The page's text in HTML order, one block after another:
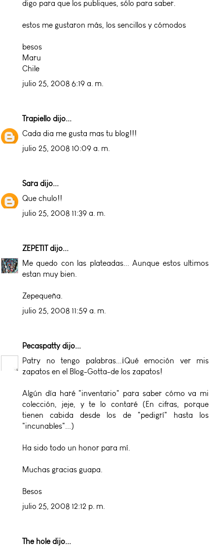
digo para que los publiques, sólo para saber.
estos me gustaron más, los sencillos y cómodos
besos
Maru
Chile
julio 25, 2008 6:19 a. m.
Trapiello dijo...
Cada dia me gusta mas tu blog!!!
julio 25, 2008 10:09 a. m.
Sara dijo...
Que chulo!!
julio 25, 2008 11:39 a. m.
ZEPETITdijo...
Me quedo con las plateadas... Aunque estos ultimos
estan muy bien.
Zepequeña.
julio 25, 2008 11:59 a. m.
Pecaspattydijo...
Patry no tengo palabras...¡Qué emoción ver mis
zapatos en el Blog-Gotta-de los zapatos!
Algún día haré "inventario" para saber cómo va mi
colección, jeje, y te lo contaré (En cifras, porque
tienen cabida desde los de "pedigrí" hasta los
"incunables"...)
Ha sido todo un honor para mí.
Muchas gracias guapa.
Besos
julio 25, 2008 12:12 p. m.
The holedijo...